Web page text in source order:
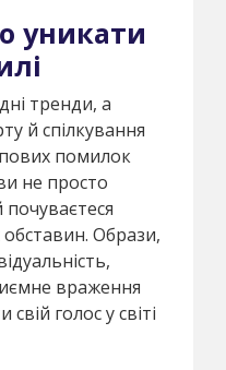
уникати
тренди, а
й спілкування
помилок
не просто
почуваєтеся
Образи,
враження
голос у світі